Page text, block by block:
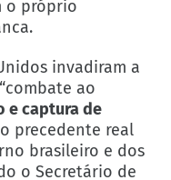
o próprio
invadiram a
ao
e captura de
precedente real
brasileiro e dos
o Secretário de